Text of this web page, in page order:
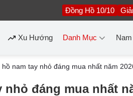
Đồng Hồ 10/10
Xu Hướng Danh Mục Nam
nam tay nhỏ đáng mua nhất năm
đáng mua nhất